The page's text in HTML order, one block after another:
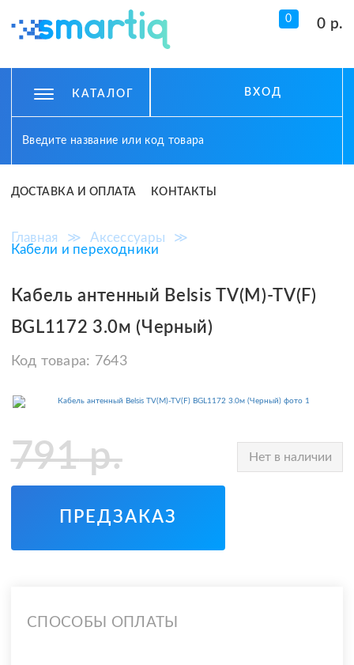
0 0 р.
КАТАЛОГ ВХОД
ДОСТАВКА И ОПЛАТА КОНТАКТЫ
Главная ≫ Аксессуары
≫
Кабели и переходники
Кабель антенный Belsis TV(M)-TV(F)
BGL1172 3.0м (Черный)
Код товара: 7643
791р. Нет в наличии
ПРЕДЗАКАЗ
СПОСОБЫ ОПЛАТЫ